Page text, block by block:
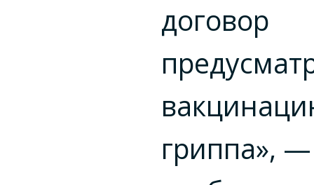
договор
гриппа», —